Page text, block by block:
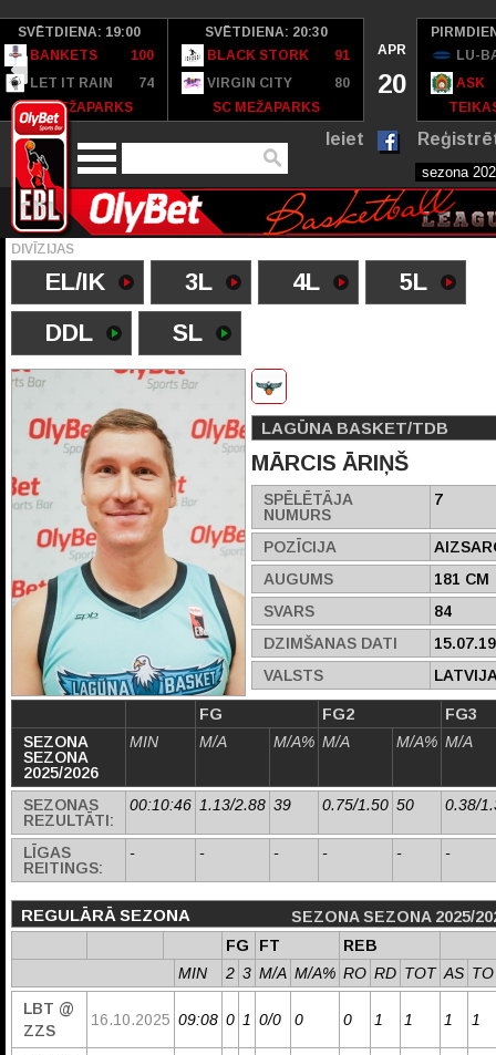
SVĒTDIENA: 19:00
BANKETS
100
LET IT RAIN
74
SC MEŽAPARKS
SVĒTDIENA: 20:30
BLACK STORK
91
VIRGIN CITY
80
SC MEŽAPARKS
APR
20
LU-
ASK
Ieiet
DIVĪZIJAS
EL/IK 3L 4L
5L
DDL
SL
LAGŪNA BASKET/TDB
MĀRCIS ĀRIŅŠ
SPĒLĒTĀJA
NUMURS
7
POZĪCIJA
AUGUMS
181 CM
SVARS
84
DZIMŠANAS DATI
VALSTS
FG FG2
FG3
SEZONA
SEZONA
2025/2026
MIN M/A M/A% M/A M/A% M/A
SEZONAS
REZULTĀTI:
00:10:46 1.13/2.88 39 0.75/1.50 50 0.38/
LĪGAS
REITINGS:
- - - - - -
REGULĀRĀ SEZONA
SEZONA SEZONA 2025/
FG
FT
REB
MIN
2 3 M/A M/A% RO RD TOT AS TO
LBT @
ZZS
16.10.2025 09:08 0 1 0/0 0 0 1 1 1 1